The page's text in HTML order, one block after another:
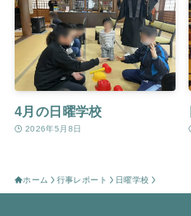
4月の日曜学校
2026年5月8日
ホーム 行事レポート 日曜学校